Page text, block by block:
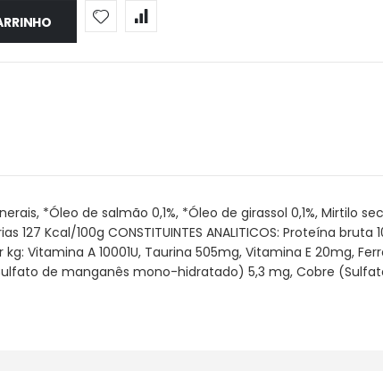
*Óleo de salmão 0,1%, *Óleo de girassol 0,1%, Mirtilo
Kcal/100g CONSTITUINTES ANALITICOS: Proteína bruta
kg: Vitamina A 10001U, Taurina 505mg, Vitamina E 20mg,
de manganês mono-hidratado) 5,3 mg, Cobre